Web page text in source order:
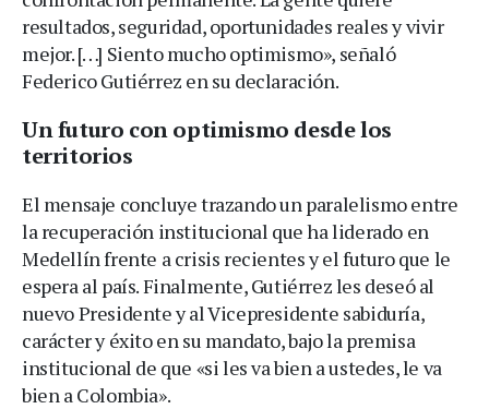
resultados, seguridad, oportunidades reales y vivir
mejor. […] Siento mucho optimismo», señaló
Federico Gutiérrez en su declaración.
Un futuro con optimismo desde los
territorios
El mensaje concluye trazando un paralelismo entre
la recuperación institucional que ha liderado en
Medellín frente a crisis recientes y el futuro que le
espera al país. Finalmente, Gutiérrez les deseó al
nuevo Presidente y al Vicepresidente sabiduría,
carácter y éxito en su mandato, bajo la premisa
institucional de que «si les va bien a ustedes, le va
bien a Colombia».